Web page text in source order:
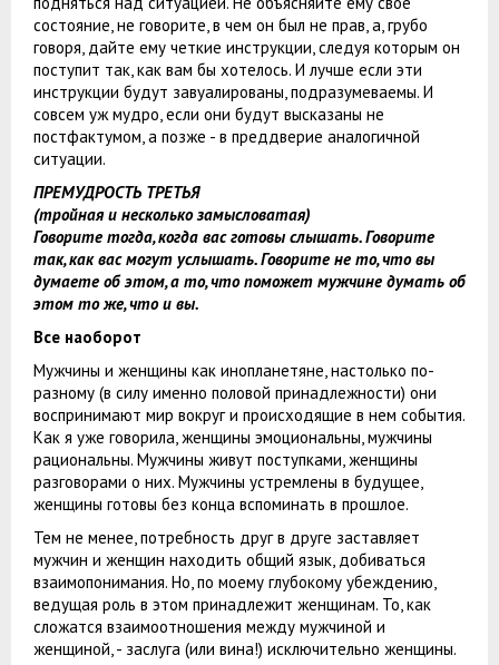
состояние, не говорите, в чем он был не прав, а, грубо
говоря, дайте ему четкие инструкции, следуя которым он
поступит так, как вам бы хотелось. И лучше если эти
инструкции будут завуалированы, подразумеваемы. И
совсем уж мудро, если они будут высказаны не
постфактумом, а позже - в преддверие аналогичной
ситуации.
ПРЕМУДРОСТЬ ТРЕТЬЯ
(тройная и несколько замысловатая)
Говорите тогда, когда вас готовы слышать. Говорите
так, как вас могут услышать. Говорите не то, что вы
думаете об этом, а то, что поможет мужчине думать об
этом то же, что и вы.
Все наоборот
Мужчины и женщины как инопланетяне, настолько по-
разному (в силу именно половой принадлежности) они
воспринимают мир вокруг и происходящие в нем события.
Как я уже говорила, женщины эмоциональны, мужчины
рациональны. Мужчины живут поступками, женщины
разговорами о них. Мужчины устремлены в будущее,
женщины готовы без конца вспоминать в прошлое.
Тем не менее, потребность друг в друге заставляет
мужчин и женщин находить общий язык, добиваться
взаимопонимания. Но, по моему глубокому убеждению,
ведущая роль в этом принадлежит женщинам. То, как
сложатся взаимоотношения между мужчиной и
женщиной, - заслуга (или вина!) исключительно женщины.